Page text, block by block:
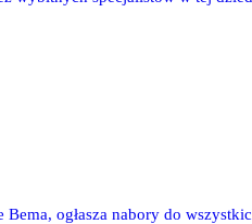
ogłasza nabory do